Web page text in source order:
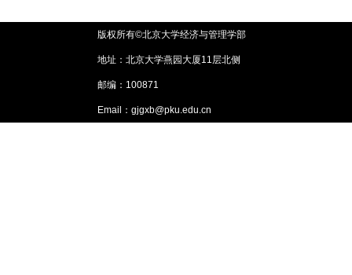
版权所有©北京大学经济与管理学部
地址：北京大学燕园大厦11层北侧
邮编：100871
Email：gjgxb@pku.edu.cn